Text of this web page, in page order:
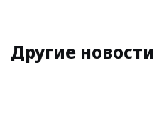
Другие новости